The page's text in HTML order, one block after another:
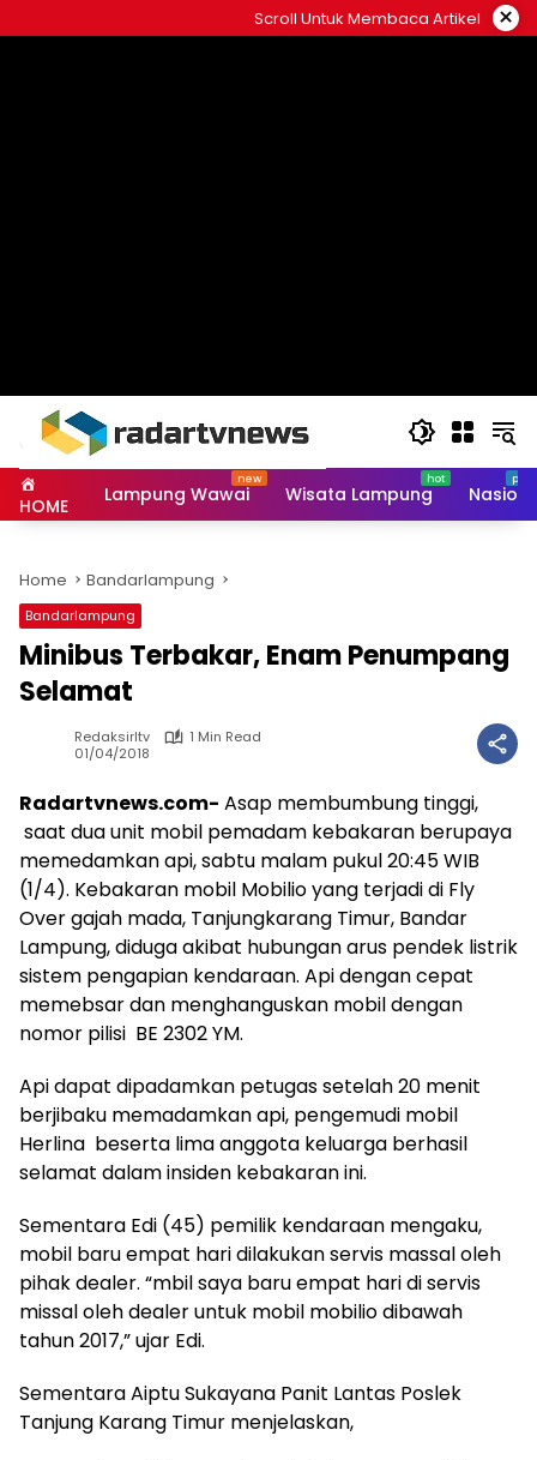
to
Scroll Untuk Membaca Artikel ×
HOME Lampung Wawai Wisata Lampung
Home Bandarlampung
Bandarlampung
Minibus Terbakar, Enam Penumpang
Selamat
Redaksirltv
1 Min Read
01/04/2018
Radartvnews.com- Asap membumbung tinggi,
saat dua unit mobil pemadam kebakaran berupaya
memedamkan api, sabtu malam pukul 20:45 WIB
(1/4). Kebakaran mobil Mobilio yang terjadi di Fly
Over gajah mada, Tanjungkarang Timur, Bandar
Lampung, diduga akibat hubungan arus pendek listrik
sistem pengapian kendaraan. Api dengan cepat
memebsar dan menghanguskan mobil dengan
nomor pilisi BE 2302 YM.
Api dapat dipadamkan petugas setelah 20 menit
berjibaku memadamkan api, pengemudi mobil
Herlina beserta lima anggota keluarga berhasil
selamat dalam insiden kebakaran ini.
Sementara Edi (45) pemilik kendaraan mengaku,
mobil baru empat hari dilakukan servis massal oleh
pihak dealer. “mbil saya baru empat hari di servis
missal oleh dealer untuk mobil mobilio dibawah
tahun 2017,” ujar Edi.
Sementara Aiptu Sukayana Panit Lantas Poslek
Tanjung Karang Timur menjelaskan,